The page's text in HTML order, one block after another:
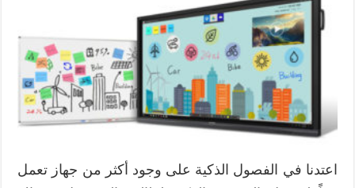
اعتدنا في الفصول الذكية على وجود أكثر من جهاز تعمل